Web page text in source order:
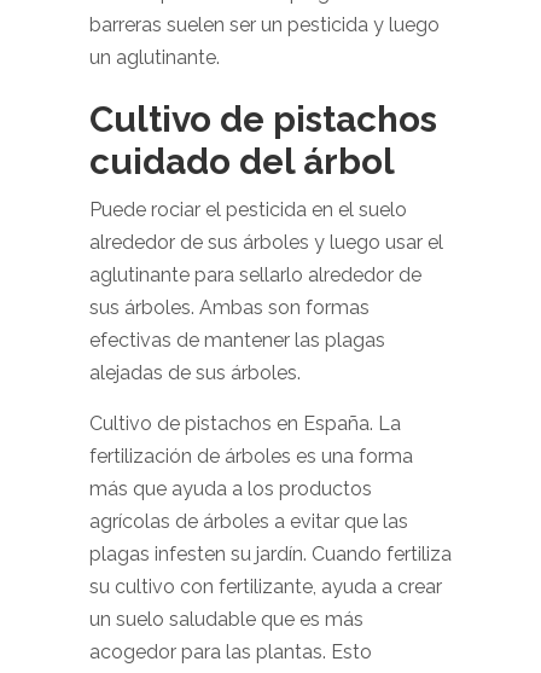
barreras suelen ser un pesticida y luego
un aglutinante.
Cultivo de pistachos
cuidado del árbol
Puede rociar el pesticida en el suelo
alrededor de sus árboles y luego usar el
aglutinante para sellarlo alrededor de
sus árboles. Ambas son formas
efectivas de mantener las plagas
alejadas de sus árboles.
Cultivo de pistachos en España. La
fertilización de árboles es una forma
más que ayuda a los productos
agrícolas de árboles a evitar que las
plagas infesten su jardín. Cuando fertiliza
su cultivo con fertilizante, ayuda a crear
un suelo saludable que es más
acogedor para las plantas. Esto